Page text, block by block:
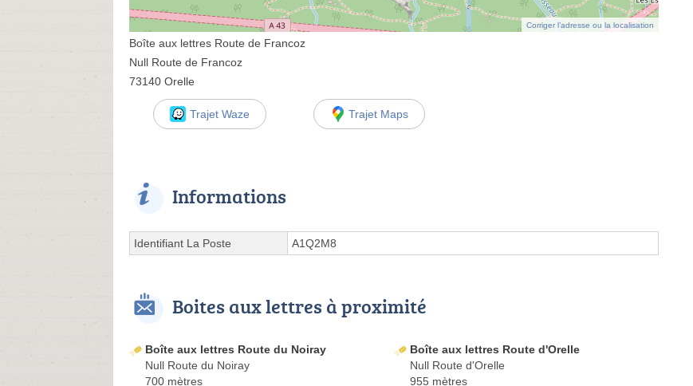
Corriger l’adresse ou la localisation
Boîte aux lettres Route de Francoz
Null Route de Francoz
73140 Orelle
Trajet Waze Trajet Maps
Informations
Identifiant La Poste A1Q2M8
Boites aux lettres à proximité
Boîte aux lettres Route du Noiray
Null Route du Noiray
700 mètres
Boîte aux lettres Route d'Orelle
Null Route d'Orelle
955 mètres